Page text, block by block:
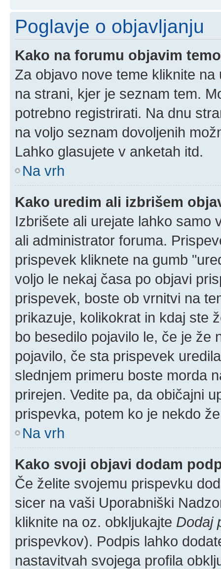
Poglavje o objavljanju
Kako na forumu objavim
Za objavo nove teme kliknite
na strani, kjer je seznam tem.
potrebno registrirati. Na dnu
na voljo seznam dovoljenih
Lahko glasujete v anketah itd.
Na vrh
Kako uredim ali izbrišem
Izbrišete ali urejate lahko samo
ali administrator foruma.
prispevek kliknete na gumb
voljo le nekaj časa po objavi
prispevek, boste ob vrnitvi na
prikazuje, kolikokrat in kdaj ste
bo besedilo pojavilo le, če je že
pojavilo, če sta prispevek
slednjem primeru boste morda
prirejen. Vedite pa, da običajni
prispevka, potem ko je nekdo
Na vrh
Kako svoji objavi dodam
Če želite svojemu prispevku
sicer na vaši Uporabniški
kliknite na oz. obkljukajte Dodaj
prispevkov). Podpis lahko
nastavitvah svojega profila